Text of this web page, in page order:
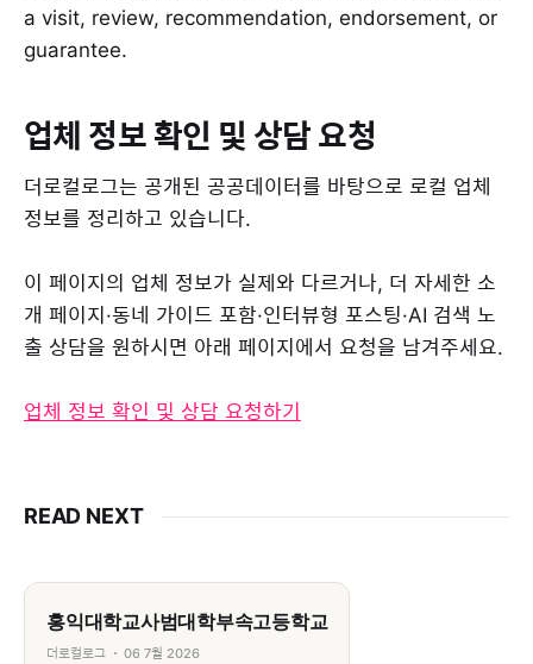
a visit, review, recommendation, endorsement, or
guarantee.
업체 정보 확인 및 상담 요청
더로컬로그는 공개된 공공데이터를 바탕으로 로컬 업체
정보를 정리하고 있습니다.
이 페이지의 업체 정보가 실제와 다르거나, 더 자세한 소
개 페이지·동네 가이드 포함·인터뷰형 포스팅·AI 검색 노
출 상담을 원하시면 아래 페이지에서 요청을 남겨주세요.
업체 정보 확인 및 상담 요청하기
READ NEXT
홍익대학교사범대학부속고등학교
더로컬로그 06 7월 2026